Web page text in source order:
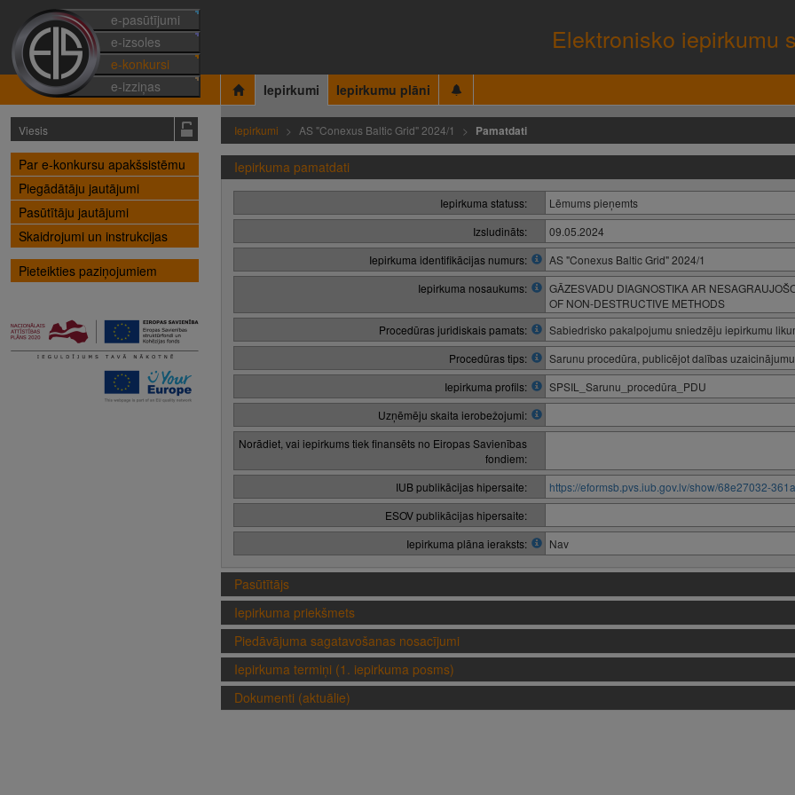
e-pasūtījumi
e-izsoles
e-konkursi
e-izziņas
Elektronisko iepirkumu
Iepirkumi Iepirkumu plāni
Viesis
Par e-konkursu apakšsistēmu
Piegādātāju jautājumi
Pasūtītāju jautājumi
Skaidrojumi un instrukcijas
Pieteikties paziņojumiem
Iepirkumi AS "Conexus Baltic Grid" 2024/1 Pamatdati
Iepirkuma pamatdati
Iepirkuma statuss:
Lēmums pieņemts
Izsludināts:
09.05.2024
Iepirkuma identifikācijas numurs:
AS "Conexus Baltic Grid" 2024/1
Iepirkuma nosaukums:
GĀZESVADU DIAGNOSTIKA AR
OF NON-DESTRUCTIVE METHODS
Procedūras juridiskais pamats:
Sabiedrisko pakalpojumu sniedzēju iepirkumu
Procedūras tips:
Sarunu procedūra, publicējot dalības uzaicinājumu
Iepirkuma profils:
SPSIL_Sarunu_procedūra_PDU
Uzņēmēju skaita ierobežojumi:
Norādiet, vai iepirkums tiek finansēts no Eiropas Savienības
fondiem:
IUB publikācijas hipersaite:
https://eformsb.pvs.iub.gov.lv/show/68e27032-
ESOV publikācijas hipersaite:
Iepirkuma plāna ieraksts:
Nav
Pasūtītājs
Iepirkuma priekšmets
Piedāvājuma sagatavošanas nosacījumi
Iepirkuma termiņi (1. iepirkuma posms)
Dokumenti (aktuālie)